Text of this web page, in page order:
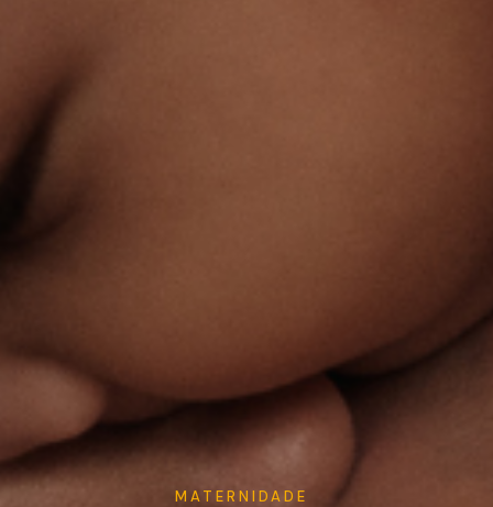
MATERNIDADE